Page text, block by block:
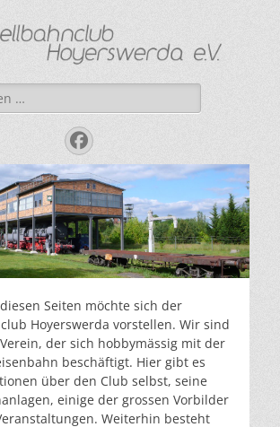
Modellbahnclub
Hoyerswerda e. V.
ganz groß"
Facebook
Seiten möchte sich der
Hoyerswerda vorstellen. Wir sind
der sich hobbymässig mit der
beschäftigt. Hier gibt es
über den Club selbst, seine
einige der grossen Vorbilder
Weiterhin besteht